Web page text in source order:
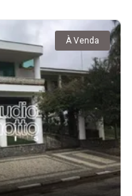
À Venda